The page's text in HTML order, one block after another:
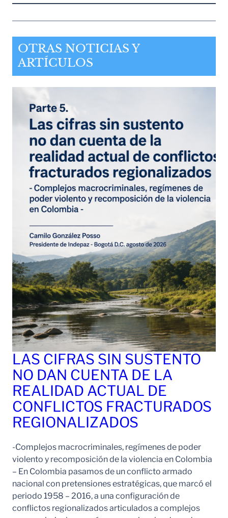
OTRAS NOTICIAS Y
ARTÍCULOS
LAS CIFRAS SIN SUSTENTO
NO DAN CUENTA DE LA
REALIDAD ACTUAL DE
CONFLICTOS FRACTURADOS
REGIONALIZADOS
-Complejos macrocriminales, regímenes de poder
violento y recomposición de la violencia en Colombia
– En Colombia pasamos de un conflicto armado
nacional con pretensiones estratégicas, que marcó el
periodo 1958 – 2016, a una configuración de
conflictos regionalizados articulados a complejos